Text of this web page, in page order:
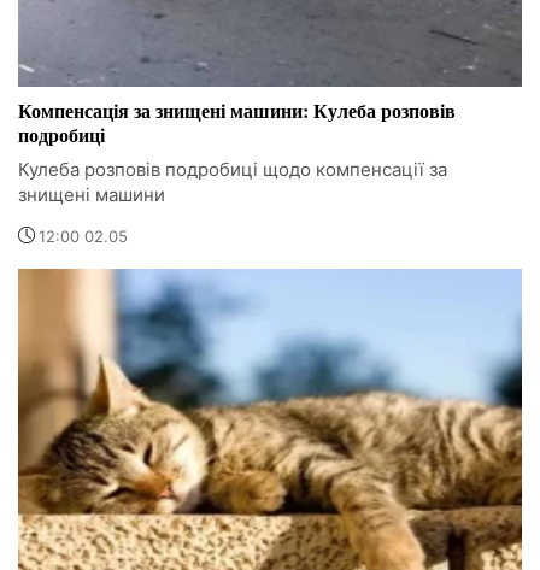
Компенсація за знищені машини: Кулеба розповів
подробиці
Кулеба розповів подробиці щодо компенсації за
знищені машини
12:00 02.05